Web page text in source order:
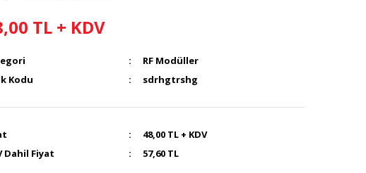
TL + KDV
RF Modüller
Kodu
sdrhgtrshg
48,00 TL + KDV
Dahil Fiyat
57,60 TL